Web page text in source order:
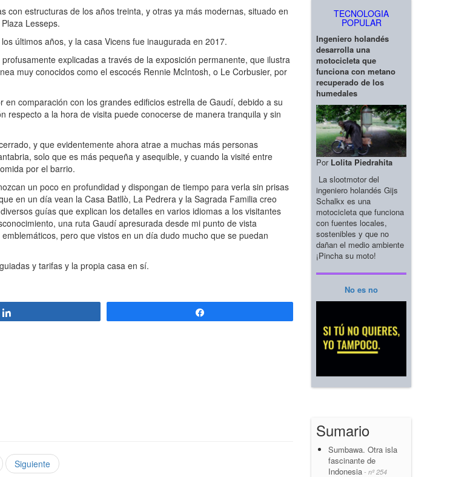
estructuras de los años treinta, y otras ya más modernas, situado en
Lesseps.
últimos años, y la casa Vicens fue inaugurada en 2017.
explicadas a través de la exposición permanente, que ilustra
muy conocidos como el escocés Rennie McIntosh, o Le Corbusier, por
comparación con los grandes edificios estrella de Gaudí, debido a su
respecto a la hora de visita puede conocerse de manera tranquila y sin
y que evidentemente ahora atrae a muchas más personas
solo que es más pequeña y asequible, y cuando la visité entre
por el barrio.
un poco en profundidad y dispongan de tiempo para verla sin prisas
en un día vean la Casa Batllò, La Pedrera y la Sagrada Familia creo
guías que explican los detalles en varios idiomas a los visitantes
una ruta Gaudí apresurada desde mi punto de vista
pero que vistos en un día dudo mucho que se puedan
y tarifas y la propia casa en sí.
Siguiente
TECNOLOGIA
POPULAR
Ingeniero holandés
desarrolla una
motocicleta que
funciona con metano
recuperado de los
humedales
Por Lolita Piedrahita
La slootmotor del
ingeniero holandés Gijs
Schalkx es una
motocicleta que funciona
con fuentes locales,
sostenibles y que no
dañan el medio ambiente
¡Pincha su moto!
No es no
Sumario
Sumbawa. Otra isla
fascinante de
Indonesia - nº 254